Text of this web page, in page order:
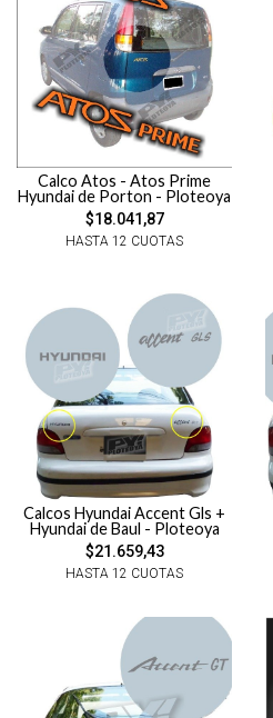
Calco Atos - Atos Prime
Hyundai de Porton - Ploteoya
$18.041,87
HASTA 12 CUOTAS
Calcos Hyundai Accent Gls +
Hyundai de Baul - Ploteoya
$21.659,43
HASTA 12 CUOTAS